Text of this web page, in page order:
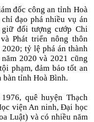
đốc công an tỉnh Hoà
đạo phá nhiều vụ án
đối tượng cướp Chi
Phát triển nông thôn
tỷ lệ phá án thành
2020 và 2021 cũng
phạm, đảm bảo tốt an
bàn tỉnh Hoà Bình.
quê huyện Thạch
viện An ninh, Đại học
Luật) và có nhiều năm